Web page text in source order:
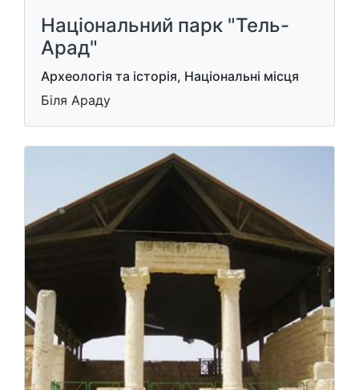
Національний парк "Тель-
Арад"
Археологія та історія, Національні місця
Біля Араду